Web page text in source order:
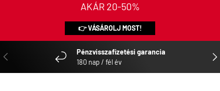
AKÁR 20-50%
👉 VÁSÁROLJ MOST!
ELŐZŐ
Pénzvisszafizetési garancia
180 nap / fél év